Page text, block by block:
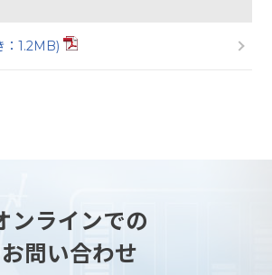
：1.2MB)
ンラインでの
お問い合わせ